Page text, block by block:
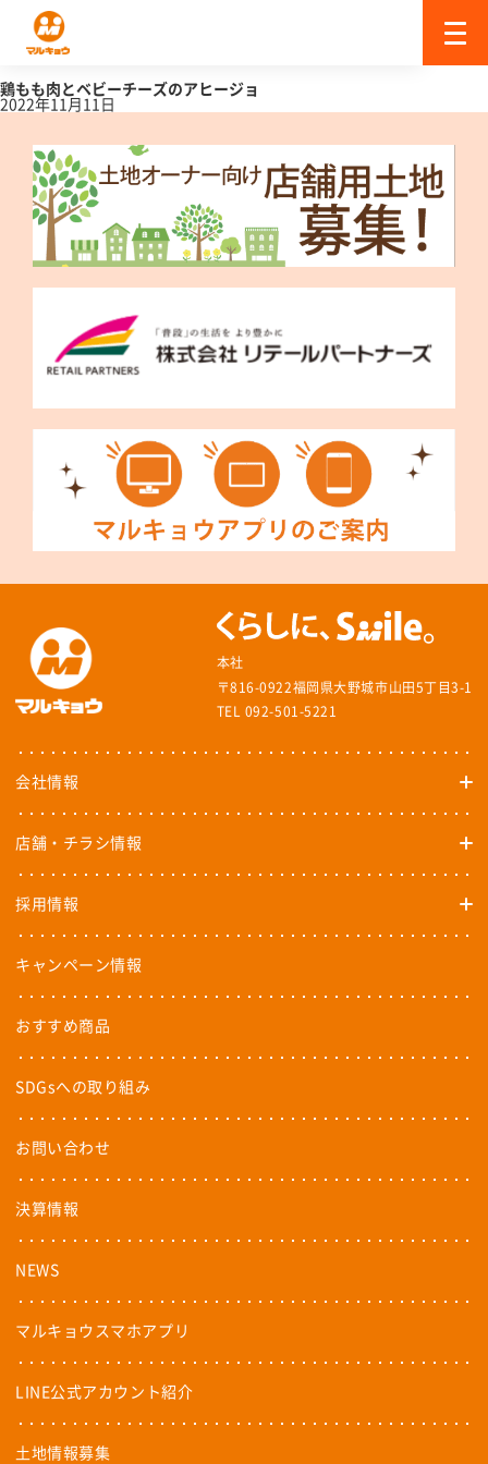
鶏もも肉とベビーチーズのアヒージョ
2022年11月11日
本社
〒816-0922福岡県大野城市山田5丁目3-1
TEL 092-501-5221
会社情報
店舗・チラシ情報
採用情報
キャンペーン情報
おすすめ商品
SDGsへの取り組み
お問い合わせ
決算情報
NEWS
マルキョウスマホアプリ
LINE公式アカウント紹介
土地情報募集